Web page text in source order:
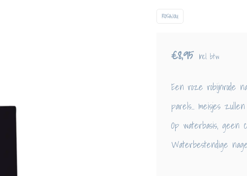
ROSAJOU
€8,95 Incl. btw
Een roze robijnrode
parels... meisjes
Op waterbasis, geen
Waterbestendige